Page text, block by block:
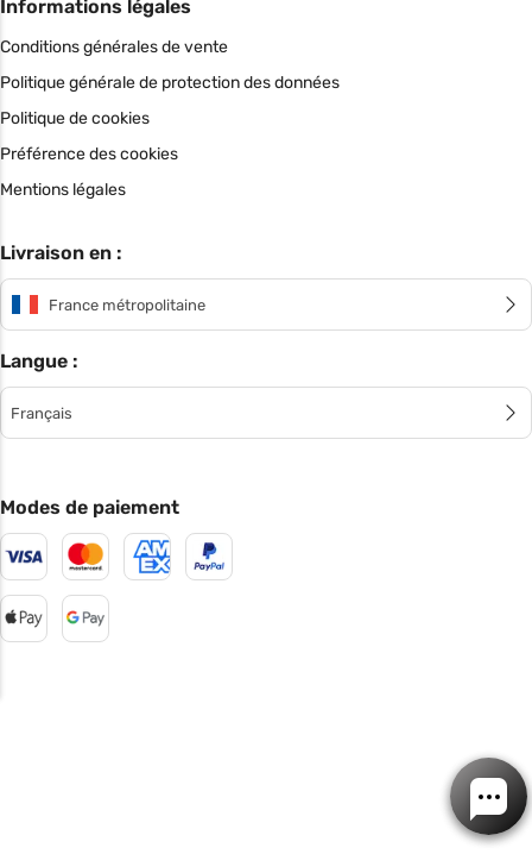
Informations légales
Conditions générales de vente
Politique générale de protection des données
Politique de cookies
Préférence des cookies
Mentions légales
Livraison en :
France métropolitaine
Langue :
Français
Modes de paiement